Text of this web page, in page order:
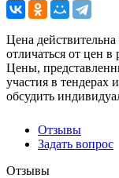
Цена
отличаться от цен
Цены,
участия в тендерах
обсудить
Отзывы
Задать вопрос
Отзывы